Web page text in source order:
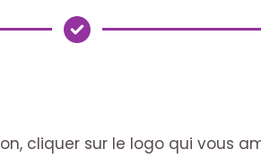
cliquer sur le logo qui vous